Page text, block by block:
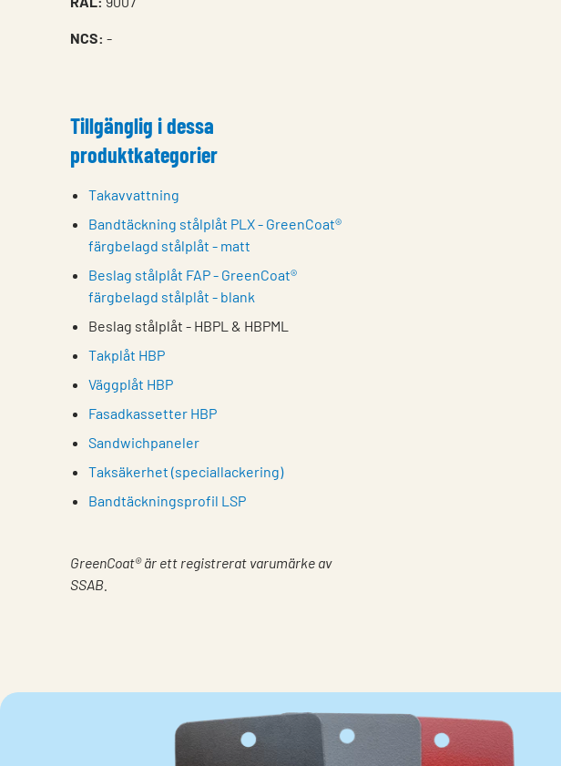
NCS: -
Tillgänglig i dessa
produktkategorier
Takavvattning
Bandtäckning stålplåt PLX - GreenCoat®
färgbelagd stålplåt - matt
Beslag stålplåt FAP - GreenCoat®
färgbelagd stålplåt - blank
Beslag stålplåt - HBPL & HBPML
Takplåt HBP
Väggplåt HBP
Fasadkassetter HBP
Sandwichpaneler
Taksäkerhet (speciallackering)
Bandtäckningsprofil LSP
GreenCoat® är ett registrerat varumärke av
SSAB.